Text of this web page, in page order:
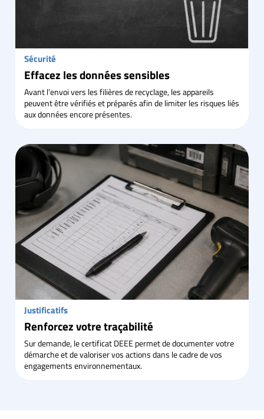
Sécurité
Effacez les données sensibles
Avant l’envoi vers les filières de recyclage, les appareils
peuvent être vérifiés et préparés afin de limiter les risques liés
aux données encore présentes.
Justificatifs
Renforcez votre traçabilité
Sur demande, le certificat DEEE permet de documenter votre
démarche et de valoriser vos actions dans le cadre de vos
engagements environnementaux.